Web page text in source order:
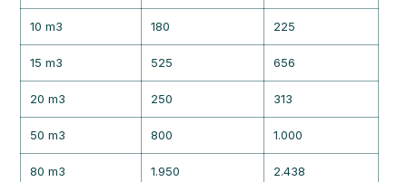
10 m3 180 225
15 m3 525 656
20 m3 250 313
50 m3 800 1.000
80 m3 1.950 2.438